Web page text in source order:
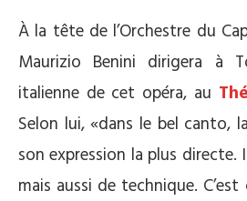
À la tête de l’Orchestre du
Maurizio Benini dirigera à
italienne de cet opéra, au
Selon lui, «dans le bel canto,
son expression la plus directe.
mais aussi de technique.